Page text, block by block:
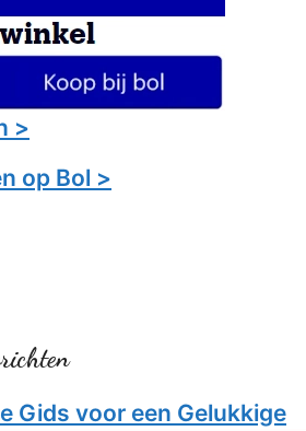
>
op Bol >
Gids voor een Gelukkige